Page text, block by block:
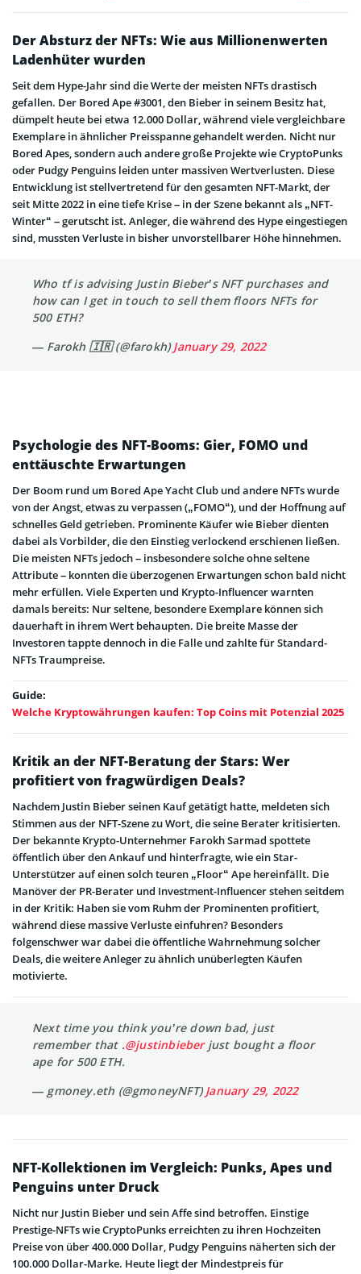
Der Absturz der NFTs: Wie aus Millionenwerten
Ladenhüter wurden
Seit dem Hype-Jahr sind die Werte der meisten NFTs drastisch
gefallen. Der Bored Ape #3001, den Bieber in seinem Besitz hat,
dümpelt heute bei etwa 12.000 Dollar, während viele vergleichbare
Exemplare in ähnlicher Preisspanne gehandelt werden. Nicht nur
Bored Apes, sondern auch andere große Projekte wie CryptoPunks
oder Pudgy Penguins leiden unter massiven Wertverlusten. Diese
Entwicklung ist stellvertretend für den gesamten NFT-Markt, der
seit Mitte 2022 in eine tiefe Krise – in der Szene bekannt als „NFT-
Winter“ – gerutscht ist. Anleger, die während des Hype eingestiegen
sind, mussten Verluste in bisher unvorstellbarer Höhe hinnehmen.
Who tf is advising Justin Bieber’s NFT purchases and
how can I get in touch to sell them floors NFTs for
500 ETH?
— Farokh 🇮🇷 (@farokh)January 29, 2022
Psychologie des NFT-Booms: Gier, FOMO und
enttäuschte Erwartungen
Der Boom rund um Bored Ape Yacht Club und andere NFTs wurde
von der Angst, etwas zu verpassen („FOMO“), und der Hoffnung auf
schnelles Geld getrieben. Prominente Käufer wie Bieber dienten
dabei als Vorbilder, die den Einstieg verlockend erschienen ließen.
Die meisten NFTs jedoch – insbesondere solche ohne seltene
Attribute – konnten die überzogenen Erwartungen schon bald nicht
mehr erfüllen. Viele Experten und Krypto-Influencer warnten
damals bereits: Nur seltene, besondere Exemplare können sich
dauerhaft in ihrem Wert behaupten. Die breite Masse der
Investoren tappte dennoch in die Falle und zahlte für Standard-
NFTs Traumpreise.
Guide:
Welche Kryptowährungen kaufen: Top Coins mit Potenzial 2025
Kritik an der NFT-Beratung der Stars: Wer
profitiert von fragwürdigen Deals?
Nachdem Justin Bieber seinen Kauf getätigt hatte, meldeten sich
Stimmen aus der NFT-Szene zu Wort, die seine Berater kritisierten.
Der bekannte Krypto-Unternehmer Farokh Sarmad spottete
öffentlich über den Ankauf und hinterfragte, wie ein Star-
Unterstützer auf einen solch teuren „Floor“ Ape hereinfällt. Die
Manöver der PR-Berater und Investment-Influencer stehen seitdem
in der Kritik: Haben sie vom Ruhm der Prominenten profitiert,
während diese massive Verluste einfuhren? Besonders
folgenschwer war dabei die öffentliche Wahrnehmung solcher
Deals, die weitere Anleger zu ähnlich unüberlegten Käufen
motivierte.
Next time you think you’re down bad, just
remember that .@justinbieberjust bought a floor
ape for 500 ETH.
— gmoney.eth (@gmoneyNFT)January 29, 2022
NFT-Kollektionen im Vergleich: Punks, Apes und
Penguins unter Druck
Nicht nur Justin Bieber und sein Affe sind betroffen. Einstige
Prestige-NFTs wie CryptoPunks erreichten zu ihren Hochzeiten
Preise von über 400.000 Dollar, Pudgy Penguins näherten sich der
100.000 Dollar-Marke. Heute liegt der Mindestpreis für